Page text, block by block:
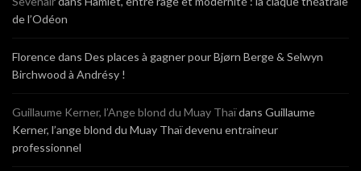
de l’Odéon
Florencedans Des places à gagner pour Bjørn Berge & Selwyn
Birchwood à Andrésy !
Guillaume Kerner, l’Ange blond du Muay Thaïdans Guillaume
Kerner, l’ange blond du Muay Thaï devenu entraineur
professionnel